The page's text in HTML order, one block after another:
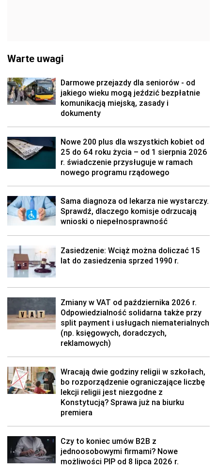
Warte uwagi
Darmowe przejazdy dla seniorów - od
jakiego wieku mogą jeździć bezpłatnie
komunikacją miejską, zasady i
dokumenty
Nowe 200 plus dla wszystkich kobiet od
25 do 64 roku życia – od 1 sierpnia 2026
r. świadczenie przysługuje w ramach
nowego programu rządowego
Sama diagnoza od lekarza nie wystarczy.
Sprawdź, dlaczego komisje odrzucają
wnioski o niepełnosprawność
Zasiedzenie: Wciąż można doliczać 15
lat do zasiedzenia sprzed 1990 r.
Zmiany w VAT od października 2026 r.
Odpowiedzialność solidarna także przy
split payment i usługach niematerialnych
(np. księgowych, doradczych,
reklamowych)
Wracają dwie godziny religii w szkołach,
bo rozporządzenie ograniczające liczbę
lekcji religii jest niezgodne z
Konstytucją? Sprawa już na biurku
premiera
Czy to koniec umów B2B z
jednoosobowymi firmami? Nowe
możliwości PIP od 8 lipca 2026 r.